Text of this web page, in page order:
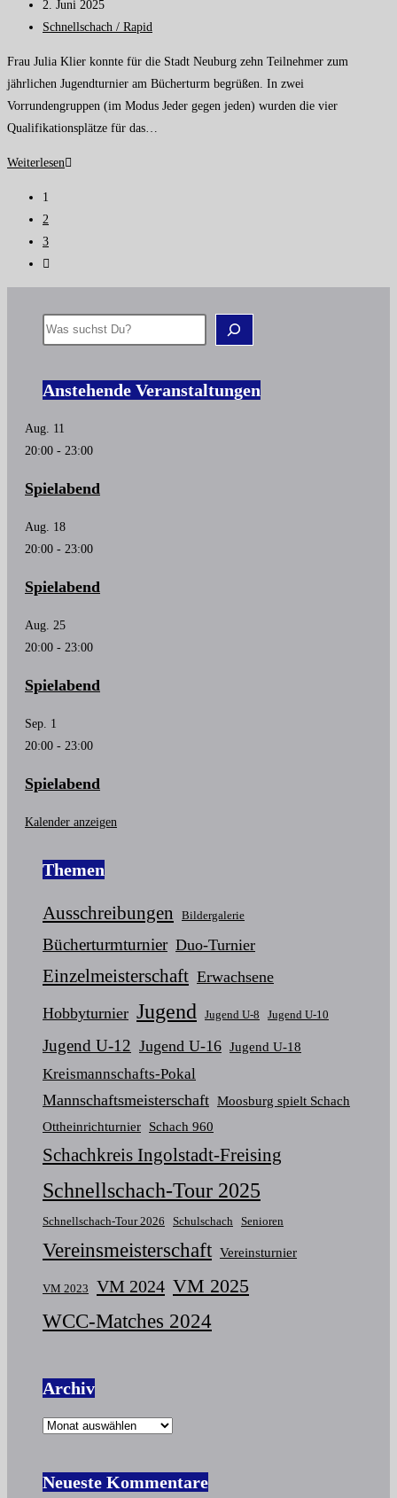
2. Juni 2025
Schnellschach / Rapid
Frau Julia Klier konnte für die Stadt Neuburg zehn Teilnehmer zum
jährlichen Jugendturnier am Bücherturm begrüßen. In zwei
Vorrundengruppen (im Modus Jeder gegen jeden) wurden die vier
Qualifikationsplätze für das…
Weiterlesen
1
2
3
Anstehende Veranstaltungen
Aug. 11
20:00 - 23:00
Spielabend
Aug. 18
20:00 - 23:00
Spielabend
Aug. 25
20:00 - 23:00
Spielabend
Sep. 1
20:00 - 23:00
Spielabend
Kalender anzeigen
Themen
Ausschreibungen Bildergalerie
Bücherturmturnier Duo-Turnier
Einzelmeisterschaft Erwachsene
Hobbyturnier Jugend Jugend U-8 Jugend U-10
Jugend U-12 Jugend U-16 Jugend U-18
Kreismannschafts-Pokal
Mannschaftsmeisterschaft Moosburg spielt Schach
Ottheinrichturnier Schach 960
Schachkreis Ingolstadt-Freising
Schnellschach-Tour 2025
Schnellschach-Tour 2026 Schulschach Senioren
Vereinsmeisterschaft Vereinsturnier
VM 2023 VM 2024 VM 2025
WCC-Matches 2024
Archiv
Neueste Kommentare